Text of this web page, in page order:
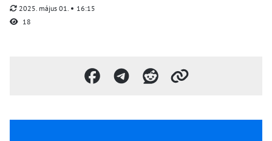
2025. május 01.
16:15
18